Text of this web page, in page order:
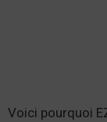
Voici pourquoi